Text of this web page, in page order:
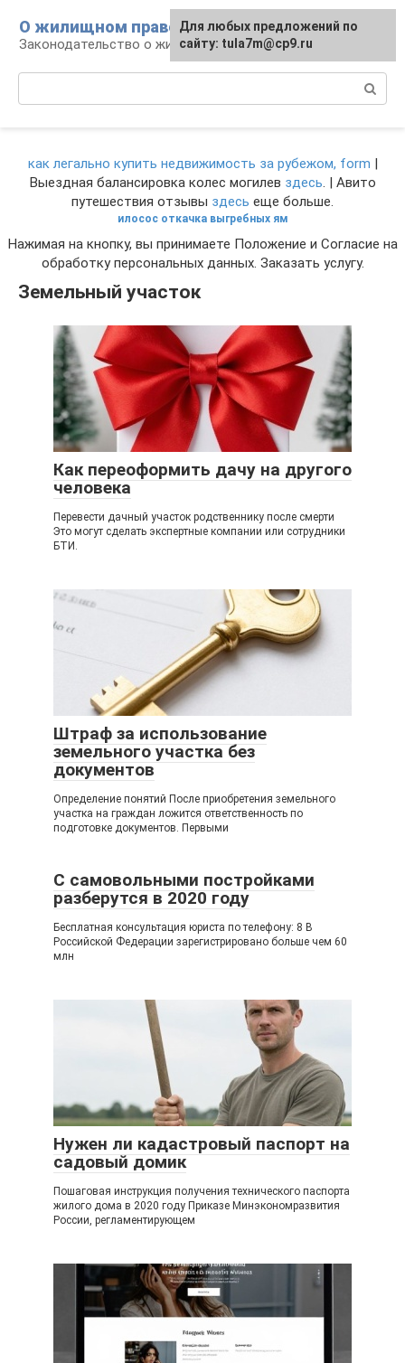
контенту
О жилищном праве
Законодательство о жилье и земле
как легально купить недвижимость за рубежом, form |
Выездная балансировка колес могилев здесь. | Авито
путешествия отзывы здесь еще больше.
илосос откачка выгребных ям
Нажимая на кнопку, вы принимаете Положение и Согласие на
обработку персональных данных. Заказать услугу.
Земельный участок
Как переоформить дачу на другого
человека
Перевести дачный участок родственнику после смерти
Это могут сделать экспертные компании или сотрудники
БТИ.
Штраф за использование
земельного участка без
документов
Определение понятий После приобретения земельного
участка на граждан ложится ответственность по
подготовке документов. Первыми
С самовольными постройками
разберутся в 2020 году
Бесплатная консультация юриста по телефону: 8 В
Российской Федерации зарегистрировано больше чем 60
млн
Нужен ли кадастровый паспорт на
садовый домик
Пошаговая инструкция получения технического паспорта
жилого дома в 2020 году Приказе Минэкономразвития
России, регламентирующем
Для любых предложений по
сайту: tula7m@cp9.ru